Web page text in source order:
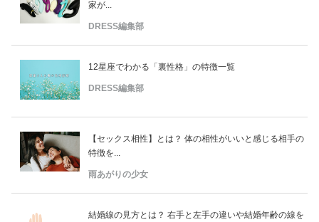
家が...
DRESS編集部
12星座でわかる「裏性格」の特徴一覧
DRESS編集部
【セックス相性】とは？ 体の相性がいいと感じる相手の
特徴を...
雨あがりの少女
結婚線の見方とは？ 右手と左手の違いや結婚年齢の線を